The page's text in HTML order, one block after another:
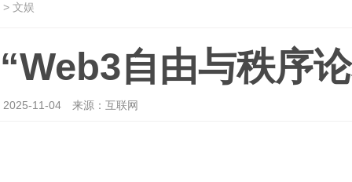
> 文娱
“Web3自由与秩序
2025-11-04 来源：互联网